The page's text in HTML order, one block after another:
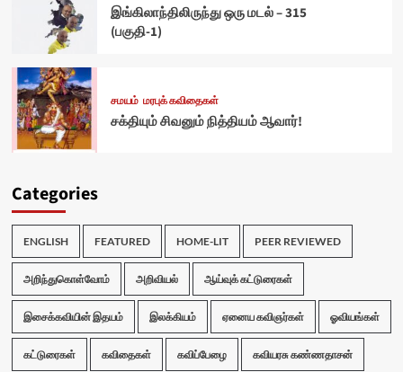
இங்கிலாந்திலிருந்து ஒரு மடல் – 315
(பகுதி-1)
சமயம் மரபுக் கவிதைகள்
சக்தியும் சிவனும் நித்தியம் ஆவார்!
Categories
ENGLISH FEATURED HOME-LIT PEER REVIEWED
அறிந்துகொள்வோம் அறிவியல் ஆய்வுக் கட்டுரைகள்
இசைக்கவியின் இதயம் இலக்கியம் ஏனைய கவிஞர்கள் ஓவியங்கள்
கட்டுரைகள் கவிதைகள் கவிப்பேழை கவியரசு கண்ணதாசன்